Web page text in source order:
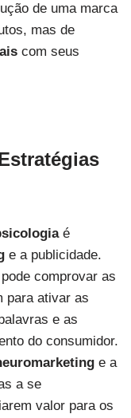
de uma marca
mas de
com seus
é
e a publicidade.
comprovar as
para ativar as
e as
do consumidor.
e a
a se
valor para os